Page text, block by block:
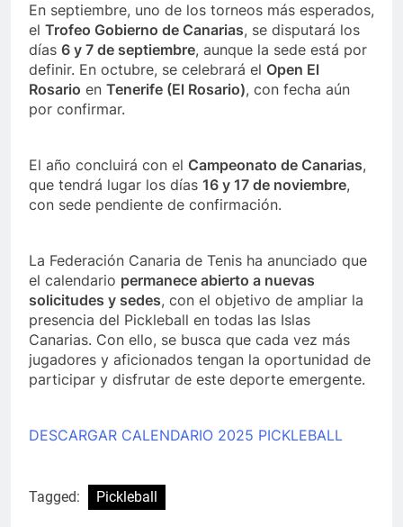
En septiembre, uno de los torneos más esperados,
el Trofeo Gobierno de Canarias, se disputará los
días 6 y 7 de septiembre, aunque la sede está por
definir. En octubre, se celebrará el Open El
Rosario en Tenerife (El Rosario), con fecha aún
por confirmar.
El año concluirá con el Campeonato de Canarias,
que tendrá lugar los días 16 y 17 de noviembre,
con sede pendiente de confirmación.
La Federación Canaria de Tenis ha anunciado que
el calendario permanece abierto a nuevas
solicitudes y sedes, con el objetivo de ampliar la
presencia del Pickleball en todas las Islas
Canarias. Con ello, se busca que cada vez más
jugadores y aficionados tengan la oportunidad de
participar y disfrutar de este deporte emergente.
DESCARGAR CALENDARIO 2025 PICKLEBALL
Tagged: Pickleball